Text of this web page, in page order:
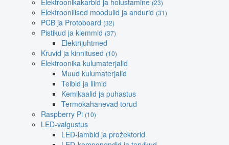
Elektroonikakarbid ja hoiustamine (23)
Elektroonilised moodulid ja andurid (31)
PCB ja Protoboard (32)
Pistikud ja klemmid (37)
Elektrijuhtmed
Kruvid ja kinnitused (10)
Elektroonika kulumaterjalid
Muud kulumaterjalid
Teibid ja liimid
Kemikaalid ja puhastus
Termokahanevad torud
Raspberry Pi (10)
LED-valgustus
LED-lambid ja prožektorid